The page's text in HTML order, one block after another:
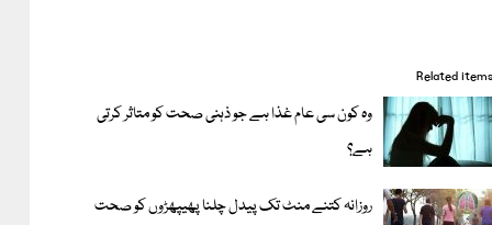
Related items
وہ کون سی عام غذا ہے جو ذہنی صحت کو متاثر کرتی
ہے؟
روزانہ کتنے منٹ تک پیدل چلنا پھیپھڑوں کو صحت